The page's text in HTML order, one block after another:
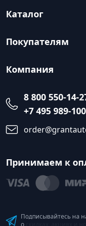
Каталог
Покупателям
Компания
8 800 550-14-
+7 495 989-
Принимаем к
Подписывайтесь на
о скидках, акциях и